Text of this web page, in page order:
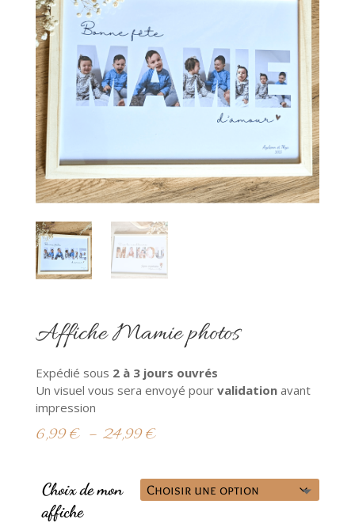
Affiche Mamie photos
Expédié sous 2à 3 jours ouvrés
Un visuel vous sera envoyé pour validationavant
impression
6,99€ – 24,99€Plage
6,99 €
à
Choix de mon
affiche